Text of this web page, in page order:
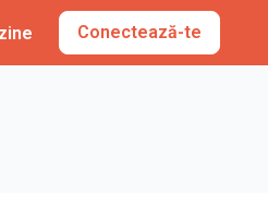
Conectează-te